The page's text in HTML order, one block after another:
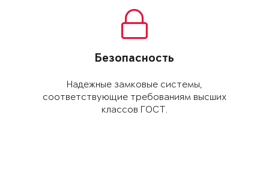
Безопасность
Надежные замковые системы,
соответствующие требованиям высших
классов ГОСТ.